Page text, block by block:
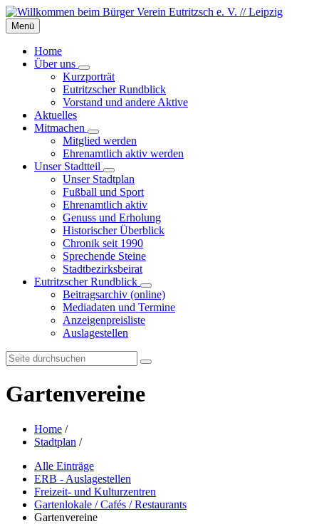
Skip
to
content
Skip
to
left
sidebar
Skip
to
footer
Menü
Home
Über uns
Kurzporträt
Eutritzscher Rundblick
Vorstand und andere Aktive
Aktuelles
Mitmachen
Mitglied werden
Ehrenamtlich aktiv werden
Unser Stadtteil
Unser Stadtplan
Fußball und Sport
Ehrenamtlich aktiv
Genuss und Erholung
Historischer Überblick
Chronik seit 1990
Sprechende Steine
Stadtbezirksbeirat
Eutritzscher Rundblick
Beitragsarchiv (online)
Mediadaten und Termine
Anzeigenpreisliste
Auslagestellen
Search:
Gartenvereine
Home /
Stadtplan /
Alle Einträge
ERB - Auslagestellen
Freizeit- und Kulturzentren
Gartenlokale / Cafés / Restaurants
Gartenvereine